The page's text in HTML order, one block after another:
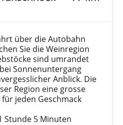
über die Autobahn
Sie die Weinregion
sind umrandet
Sonnenuntergang
Anblick. Die
Region eine grosse
jeden Geschmack
Stunde 5 Minuten